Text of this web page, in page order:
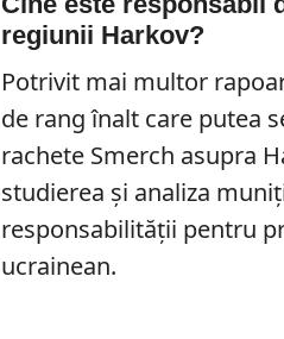
regiunii Harkov?
Potrivit mai multor
de rang înalt care putea
rachete Smerch asupra
studierea și analiza
responsabilității pentru
ucrainean.